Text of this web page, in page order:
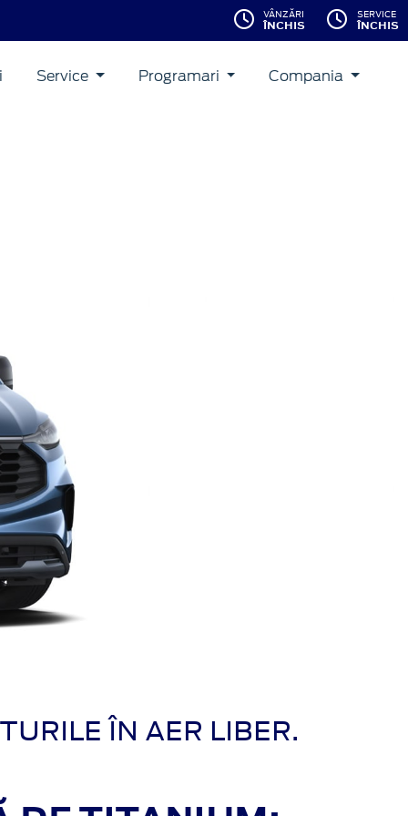
VÂNZĂRI
ÎNCHIS
SERVICE
ÎNCHIS
Service Programari Compania
ÎN AER LIBER.